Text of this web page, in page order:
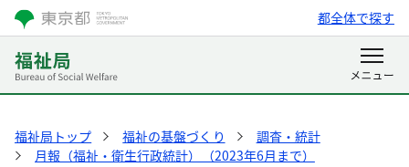
都全体で探す
福祉局トップ 福祉の基盤づくり
調査・統計
月報（福祉・衛生行政統計）（2023年6月まで）